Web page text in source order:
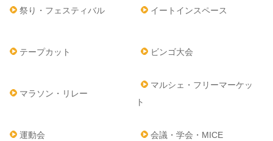
祭り・フェスティバル イートインスペース
テープカット ビンゴ大会
マラソン・リレー
マルシェ・フリーマーケッ
ト
運動会 会議・学会・MICE